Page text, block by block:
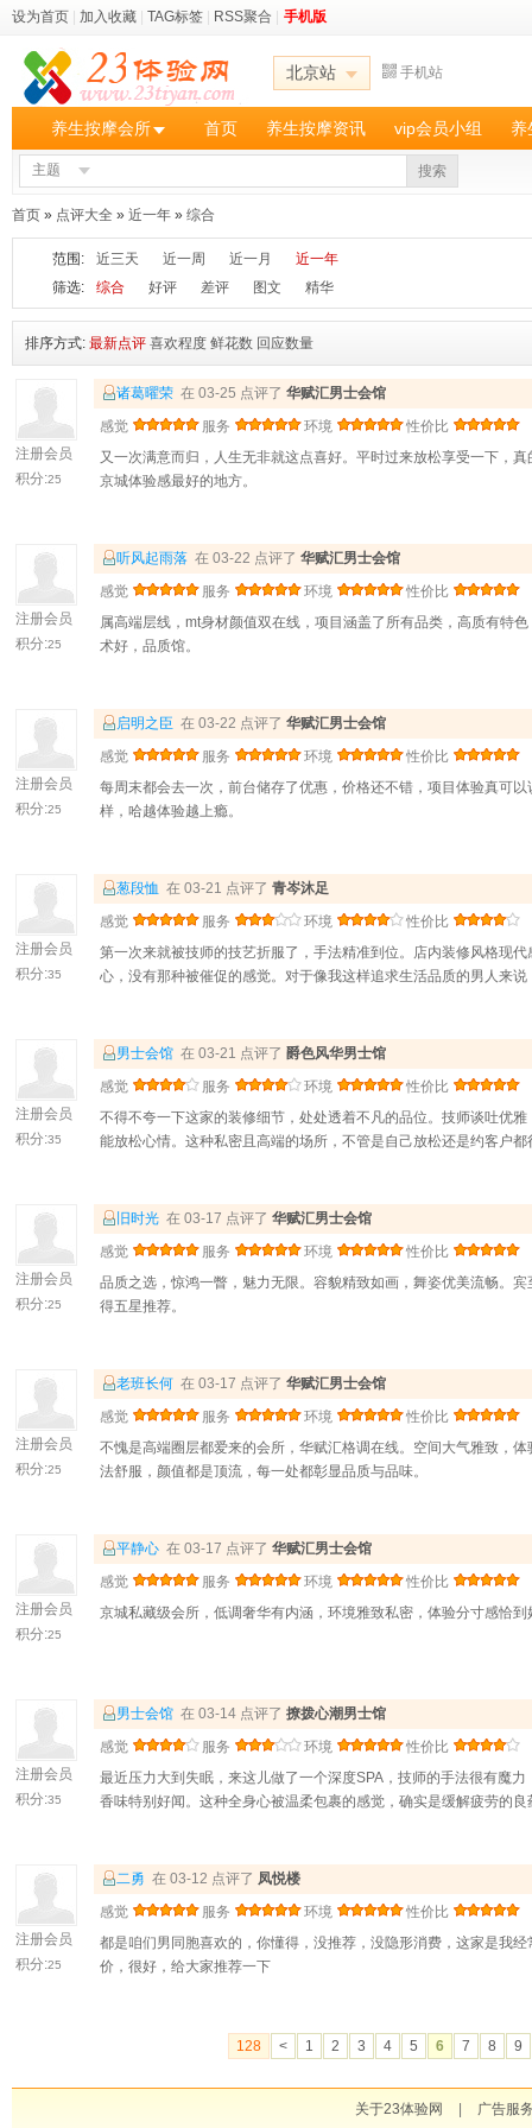
设为首页 加入收藏 TAG标签 RSS聚合 手机版
北京站 手机站
养生按摩会所 首页 养生按摩资讯 vip会员小组 养
主题 搜索
首页 » 点评大全 » 近一年 » 综合
范围: 近三天 近一周 近一月
近一年
筛选:
综合 好评 差评 图文 精华
排序方式: 最新点评 喜欢程度 鲜花数 回应数量
注册会员
积分:25
诸葛曜荣 在 03-25 点评了 华赋汇男士会馆
感觉
服务 环境
性价比
又一次满意而归，人生无非就这点喜好。平时过来放松享受一下，
京城体验感最好的地方。
注册会员
积分:25
听风起雨落 在 03-22 点评了 华赋汇男士会馆
感觉
服务 环境
性价比
属高端层线，mt身材颜值双在线，项目涵盖了所有品类，高质有特
术好，品质馆。
注册会员
积分:25
启明之臣 在 03-22 点评了 华赋汇男士会馆
感觉
服务 环境
性价比
每周末都会去一次，前台储存了优惠，价格还不错，项目体验真可
样，哈越体验越上瘾。
注册会员
积分:35
葱段恤 在 03-21 点评了 青岑沐足
感觉
服务 环境
性价比
第一次来就被技师的技艺折服了，手法精准到位。店内装修风格现
心，没有那种被催促的感觉。对于像我这样追求生活品质的男人来
注册会员
积分:35
男士会馆 在 03-21 点评了 爵色风华男士馆
感觉
服务 环境
性价比
不得不夸一下这家的装修细节，处处透着不凡的品位。技师谈吐优
能放松心情。这种私密且高端的场所，不管是自己放松还是约客户都
注册会员
积分:25
旧时光 在 03-17 点评了 华赋汇男士会馆
感觉
服务 环境
性价比
品质之选，惊鸿一瞥，魅力无限。容貌精致如画，舞姿优美流畅。
得五星推荐。
注册会员
积分:25
老班长何 在 03-17 点评了 华赋汇男士会馆
感觉
服务 环境
性价比
不愧是高端圈层都爱来的会所，华赋汇格调在线。空间大气雅致，
法舒服，颜值都是顶流，每一处都彰显品质与品味。
注册会员
积分:25
平静心 在 03-17 点评了 华赋汇男士会馆
感觉
服务 环境
性价比
京城私藏级会所，低调奢华有内涵，环境雅致私密，体验分寸感恰
注册会员
积分:35
男士会馆 在 03-14 点评了 撩拨心潮男士馆
感觉
服务 环境
性价比
最近压力大到失眠，来这儿做了一个深度SPA，技师的手法很有魔
香味特别好闻。这种全身心被温柔包裹的感觉，确实是缓解疲劳的良
注册会员
积分:25
二勇 在 03-12 点评了 凤悦楼
感觉
服务 环境
性价比
都是咱们男同胞喜欢的，你懂得，没推荐，没隐形消费，这家是我
价，很好，给大家推荐一下
128 < 1 2 3 4 5 6 7 8 9
关于23体验网 广告服